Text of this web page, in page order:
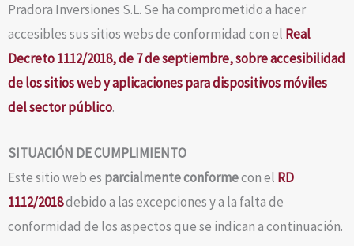
Pradora Inversiones S.L. Se ha comprometido a hacer
accesibles sus sitios webs de conformidad con el Real
Decreto 1112/2018, de 7 de septiembre, sobre accesibilidad
de los sitios web y aplicaciones para dispositivos móviles
del sector público.
SITUACIÓN DE CUMPLIMIENTO
Este sitio web es parcialmente conformecon el RD
1112/2018debido a las excepciones y a la falta de
conformidad de los aspectos que se indican a continuación.